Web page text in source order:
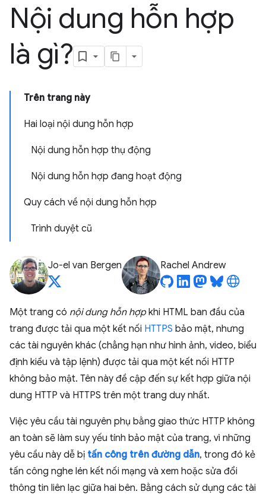
Nội dung hỗn hợp
là gì?
Trên trang này
Hai loại nội dung hỗn hợp
Nội dung hỗn hợp thụ động
Nội dung hỗn hợp đang hoạt động
Quy cách về nội dung hỗn hợp
Trình duyệt cũ
Jo-el van Bergen Rachel Andrew
Một trang có nội dung hỗn hợpkhi HTML ban đầu của
trang được tải qua một kết nối HTTPS bảo mật, nhưng
các tài nguyên khác (chẳng hạn như hình ảnh, video, biểu
định kiểu và tập lệnh) được tải qua một kết nối HTTP
không bảo mật. Tên này đề cập đến sự kết hợp giữa nội
dung HTTP và HTTPS trên một trang duy nhất.
Việc yêu cầu tài nguyên phụ bằng giao thức HTTP không
an toàn sẽ làm suy yếu tính bảo mật của trang, vì những
yêu cầu này dễ bị tấn công trên đường dẫn, trong đó kẻ
tấn công nghe lén kết nối mạng và xem hoặc sửa đổi
thông tin liên lạc giữa hai bên. Bằng cách sử dụng các tài